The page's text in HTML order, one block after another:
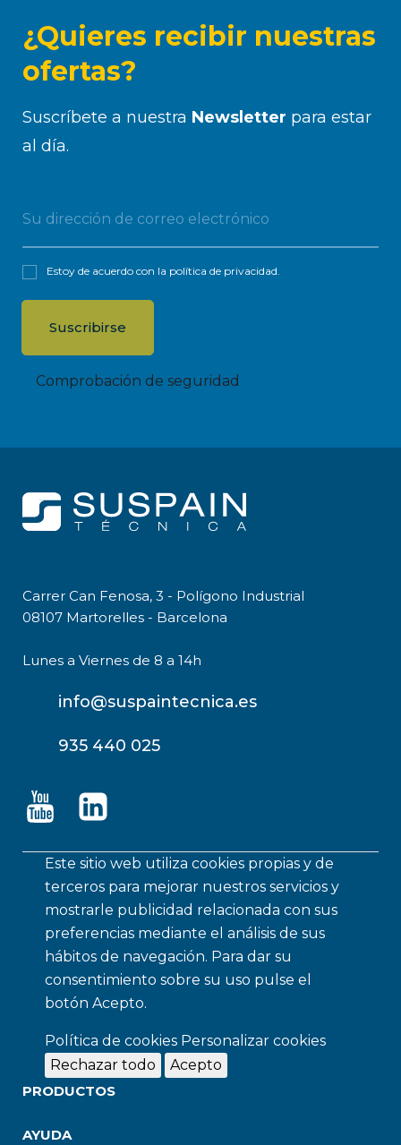
¿Quieres recibir nuestras
ofertas?
Suscríbete a nuestra Newsletter para estar
al día.
Estoy de acuerdo con la política de privacidad
Comprobación de seguridad
Carrer Can Fenosa, 3 - Polígono Industrial
08107 Martorelles - Barcelona
Lunes a Viernes de 8 a 14h
info@suspaintecnica.es
935 440 025
Este sitio web utiliza cookies propias y de
terceros para mejorar nuestros servicios y
mostrarle publicidad relacionada con sus
preferencias mediante el análisis de sus
hábitos de navegación. Para dar su
consentimiento sobre su uso pulse el
botón Acepto.
Política de cookies Personalizar cookies
Rechazar todo
Acepto
PRODUCTOS
AYUDA